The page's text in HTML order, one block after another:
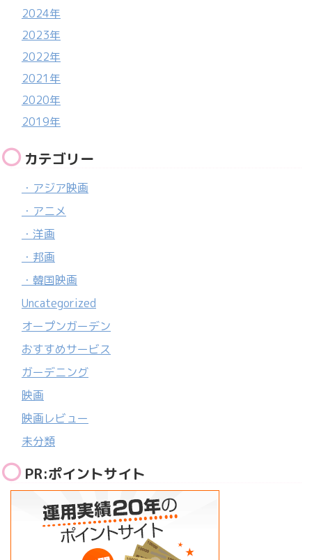
2024年
2023年
2022年
2021年
2020年
2019年
カテゴリー
・アジア映画
・アニメ
・洋画
・邦画
・韓国映画
Uncategorized
オープンガーデン
おすすめサービス
ガーデニング
映画
映画レビュー
未分類
PR:ポイントサイト